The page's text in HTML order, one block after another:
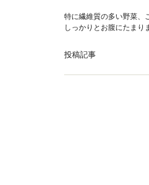
特に繊維質の多い野菜、
しっかりとお腹にたまり
投稿記事